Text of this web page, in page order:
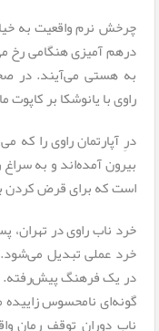
چرخش نرم واقعیت به
درهم آمیزی هنگامی رخ
به هستی می‌آیند. در
راوی با یانوشکا بر
درِ آپارتمان راوی را که
بیرون آمده‌اند و به
است که برای قرض کردن
خرد ناب راوی در تهران،
خرد عملی تبدیل
در یک فرهنگ پیش‌رفته.
گونه‌ای نامحسوس
ناب دوران توقف رمان